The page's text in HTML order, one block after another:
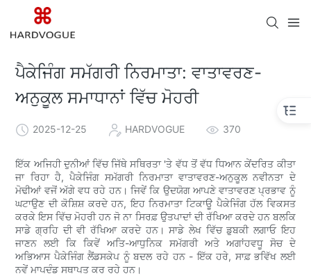
ਪੈਕੇਜਿੰਗ ਸਮੱਗਰੀ ਨਿਰਮਾਤਾ: ਵਾਤਾਵਰਣ-
ਅਨੁਕੂਲ ਸਮਾਧਾਨਾਂ ਵਿੱਚ ਮੋਹਰੀ
2025-12-25 HARDVOGUE 370
ਇੱਕ ਅਜਿਹੀ ਦੁਨੀਆਂ ਵਿੱਚ ਜਿੱਥੇ ਸਥਿਰਤਾ 'ਤੇ ਵੱਧ ਤੋਂ ਵੱਧ ਧਿਆਨ ਕੇਂਦਰਿਤ ਕੀਤਾ
ਜਾ ਰਿਹਾ ਹੈ, ਪੈਕੇਜਿੰਗ ਸਮੱਗਰੀ ਨਿਰਮਾਤਾ ਵਾਤਾਵਰਣ-ਅਨੁਕੂਲ ਨਵੀਨਤਾ ਦੇ
ਮੋਢੀਆਂ ਵਜੋਂ ਅੱਗੇ ਵਧ ਰਹੇ ਹਨ। ਜਿਵੇਂ ਕਿ ਉਦਯੋਗ ਆਪਣੇ ਵਾਤਾਵਰਣ ਪ੍ਰਭਾਵ ਨੂੰ
ਘਟਾਉਣ ਦੀ ਕੋਸ਼ਿਸ਼ ਕਰਦੇ ਹਨ, ਇਹ ਨਿਰਮਾਤਾ ਟਿਕਾਊ ਪੈਕੇਜਿੰਗ ਹੱਲ ਵਿਕਸਤ
ਕਰਕੇ ਇਸ ਵਿੱਚ ਮੋਹਰੀ ਹਨ ਜੋ ਨਾ ਸਿਰਫ਼ ਉਤਪਾਦਾਂ ਦੀ ਰੱਖਿਆ ਕਰਦੇ ਹਨ ਬਲਕਿ
ਸਾਡੇ ਗ੍ਰਹਿ ਦੀ ਵੀ ਰੱਖਿਆ ਕਰਦੇ ਹਨ। ਸਾਡੇ ਲੇਖ ਵਿੱਚ ਡੁਬਕੀ ਲਗਾਓ ਇਹ
ਜਾਣਨ ਲਈ ਕਿ ਕਿਵੇਂ ਅਤਿ-ਆਧੁਨਿਕ ਸਮੱਗਰੀ ਅਤੇ ਅਗਾਂਹਵਧੂ ਸੋਚ ਦੇ
ਅਭਿਆਸ ਪੈਕੇਜਿੰਗ ਲੈਂਡਸਕੇਪ ਨੂੰ ਬਦਲ ਰਹੇ ਹਨ - ਇੱਕ ਹਰੇ, ਸਾਫ਼ ਭਵਿੱਖ ਲਈ
ਨਵੇਂ ਮਾਪਦੰਡ ਸਥਾਪਤ ਕਰ ਰਹੇ ਹਨ।